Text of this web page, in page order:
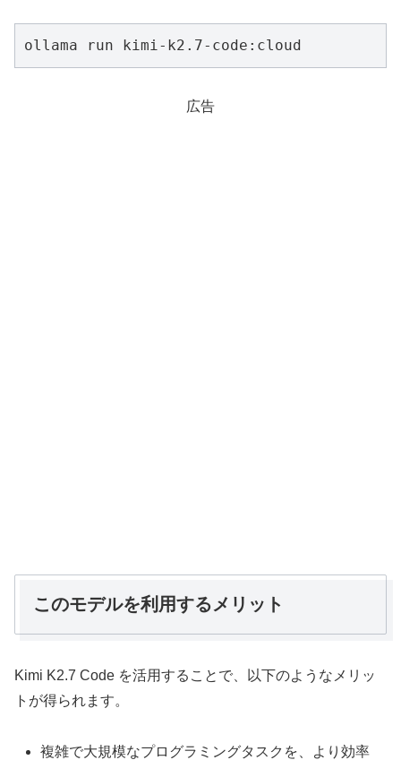
ollama run kimi-k2.7-code:cloud
広告
このモデルを利用するメリット
Kimi K2.7 Code を活用することで、以下のようなメリッ
トが得られます。
複雑で大規模なプログラミングタスクを、より効率